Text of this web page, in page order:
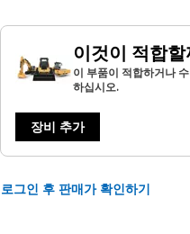
이것이 적합할
이 부품이 적합하거나
하십시오.
장비 추가
로그인 후 판매가 확인하기